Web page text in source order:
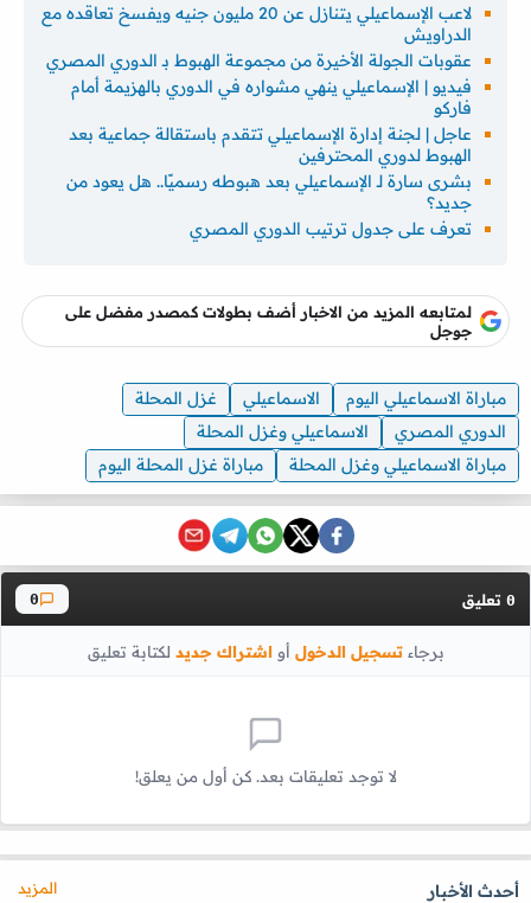
لاعب الإسماعيلي يتنازل عن 20 مليون جنيه ويفسخ تعاقده مع
الدراويش
عقوبات الجولة الأخيرة من مجموعة الهبوط بـ الدوري المصري
فيديو | الإسماعيلي ينهي مشواره في الدوري بالهزيمة أمام
فاركو
عاجل | لجنة إدارة الإسماعيلي تتقدم باستقالة جماعية بعد
الهبوط لدوري المحترفين
بشرى سارة لـ الإسماعيلي بعد هبوطه رسميًا.. هل يعود من
جديد؟
تعرف على جدول ترتيب الدوري المصري
لمتابعه المزيد من الاخبار أضف بطولات كمصدر مفضل على
جوجل
مباراة الاسماعيلي اليوم الاسماعيلي
غزل المحلة
الدوري المصري
الاسماعيلي وغزل المحلة
مباراة الاسماعيلي وغزل المحلة
مباراة غزل المحلة اليوم
0 تعليق 0
برجاءتسجيل الدخول أواشتراك جديد لكتابة تعليق
لا توجد تعليقات بعد. كن أول من يعلق!
أحدث الأخبار
المزيد